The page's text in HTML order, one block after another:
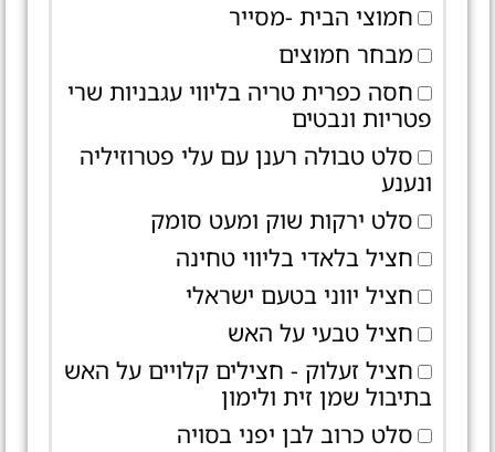
חמוצי הבית -מסייר
מבחר חמוצים
חסה כפרית טריה בליווי עגבניות שרי
פטריות ונבטים
סלט טבולה רענן עם עלי פטרוזיליה
ונענע
סלט ירקות שוק ומעט סומק
חציל בלאדי בליווי טחינה
חציל יווני בטעם ישראלי
חציל טבעי על האש
חציל זעלוק - חצילים קלויים על האש
בתיבול שמן זית ולימון
סלט כרוב לבן יפני בסויה